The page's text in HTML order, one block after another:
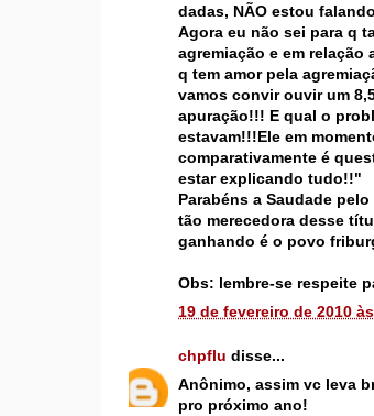
dadas, NÃO estou
Agora eu não sei para q
agremiação e em
q tem amor pela
vamos convir ouvir um
apuração!!! E qual o
estavam!!!Ele em
comparativamente é
estar explicando tudo!!"
Parabéns a Saudade
tão merecedora desse
ganhando é o povo
Obs: lembre-se respeite
19 de fevereiro de 2010
chpflu disse...
Anônimo, assim vc leva
pro próximo ano!